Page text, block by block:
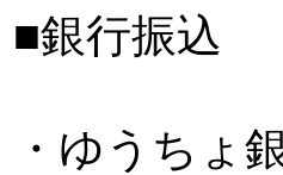
■銀行振込
・ゆうちょ